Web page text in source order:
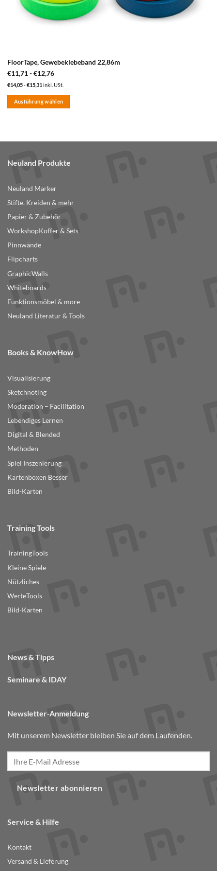
FloorTape, Gewebeklebeband 22,86m
€11,71-€12,76
€14,05-€15,31 inkl. USt.
Ausführung wählen
mehrere
auf.
auf
der
gewählt
werden
Neuland Produkte
Neuland Marker
Stifte, Kreiden & mehr
Papier & Zubehör
WorkshopKoffer & Sets
Pinnwände
Flipcharts
GraphicWalls
Whiteboards
Funktionsmöbel & more
Neuland Literatur & Tools
Books & KnowHow
Visualisierung
Sketchnoting
Moderation – Facilitation
Lebendiges Lernen
Digital & Blended
Methoden
Spiel Inszenierung
Kartenboxen Besser
Bild-Karten
Training Tools
TrainingTools
Kleine Spiele
Nützliches
WerteTools
Bild-Karten
News & Tipps
Seminare & IDAY
Newsletter-Anmeldung
Mit unserem Newsletter bleiben Sie auf dem Laufenden.
Newsletter abonnieren
Service & Hilfe
Kontakt
Versand & Lieferung